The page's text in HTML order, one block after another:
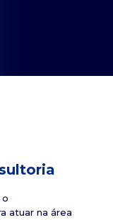
atuar na área